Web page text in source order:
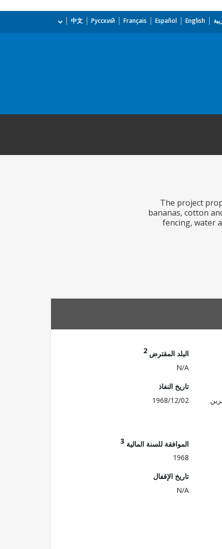
English
Español
Français
Русский
中文
The project
bananas, cotton
fencing, water
البلد المقترض 2
N/A
تاريخ النفاذ
1968/12/02
الموافقة للسنة المالية 3
1968
تاريخ الإقفال
N/A